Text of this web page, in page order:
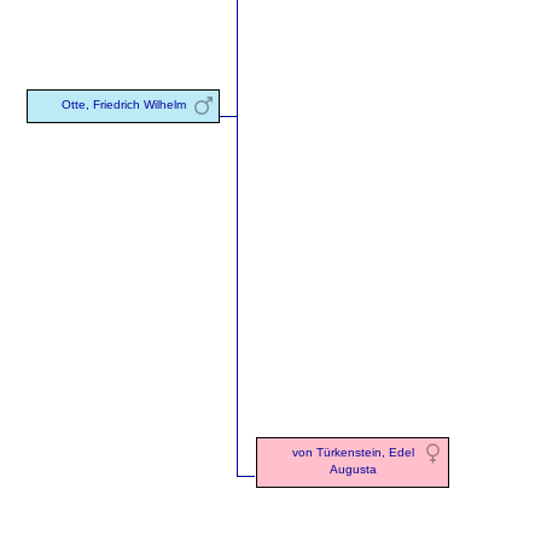
Otte, Friedrich Wilhelm
von Türkenstein, Edel
Augusta